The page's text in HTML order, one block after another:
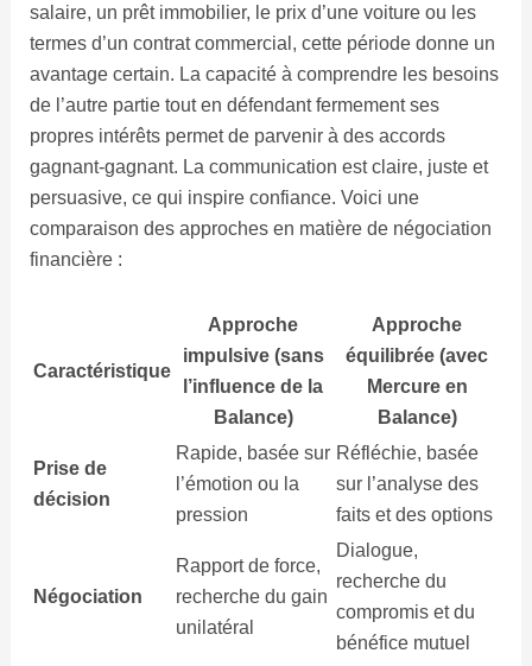
salaire, un prêt immobilier, le prix d’une voiture ou les
termes d’un contrat commercial, cette période donne un
avantage certain. La capacité à comprendre les besoins
de l’autre partie tout en défendant fermement ses
propres intérêts permet de parvenir à des accords
gagnant-gagnant. La communication est claire, juste et
persuasive, ce qui inspire confiance. Voici une
comparaison des approches en matière de négociation
financière :
Caractéristique
Approche
impulsive (sans
l’influence de la
Balance)
Approche
équilibrée (avec
Mercure en
Balance)
Prise de
décision
Rapide, basée sur
l’émotion ou la
pression
Réfléchie, basée
sur l’analyse des
faits et des options
Négociation
Rapport de force,
recherche du gain
unilatéral
Dialogue,
recherche du
compromis et du
bénéfice mutuel